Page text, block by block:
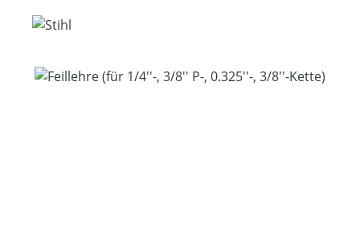
Bildergalerie überspringen